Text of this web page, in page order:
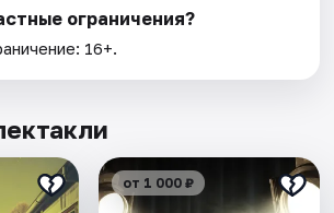
ограничения?
16+.
от 1 000 ₽